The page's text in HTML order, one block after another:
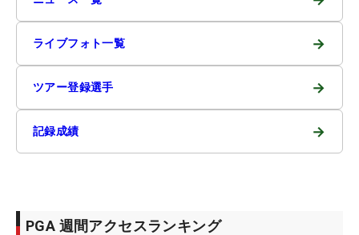
ライブフォト一覧 →
ツアー登録選手 →
記録成績 →
PGA 週間アクセスランキング